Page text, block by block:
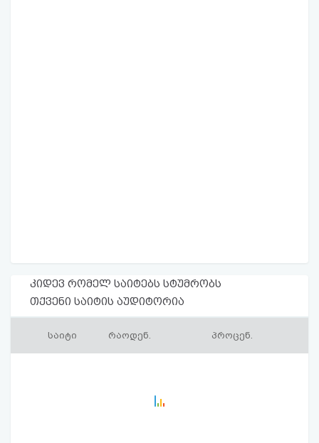
კიდევ რომელ საიტებს სტუმრობს
თქვენი საიტის აუდიტორია
საიტი რაოდენ. პროცენ.